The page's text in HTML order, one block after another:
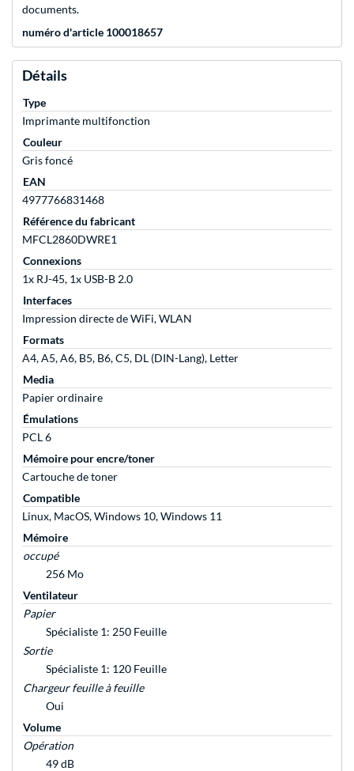
documents.
numéro d'article 100018657
Détails
Type
Imprimante multifonction
Couleur
Gris foncé
EAN
4977766831468
Référence du fabricant
MFCL2860DWRE1
Connexions
1x RJ-45, 1x USB-B 2.0
Interfaces
Impression directe de WiFi, WLAN
Formats
A4, A5, A6, B5, B6, C5, DL (DIN-Lang), Letter
Media
Papier ordinaire
Émulations
PCL 6
Mémoire pour encre/toner
Cartouche de toner
Compatible
Linux, MacOS, Windows 10, Windows 11
Mémoire
occupé
256 Mo
Ventilateur
Papier
Spécialiste 1: 250 Feuille
Sortie
Spécialiste 1: 120 Feuille
Chargeur feuille à feuille
Oui
Volume
Opération
49 dB